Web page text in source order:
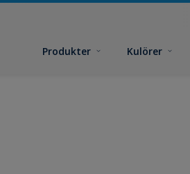
Produkter Kulörer